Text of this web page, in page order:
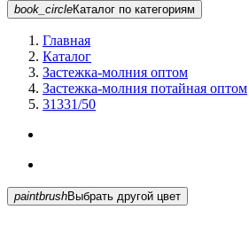
book_circleКаталог по категориям
Главная
Каталог
Застежка-молния оптом
Застежка-молния потайная оптом
31331/50
paintbrush Выбрать другой цвет